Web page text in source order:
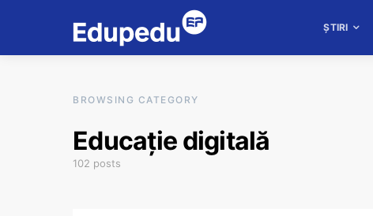
ȘTIRI
BROWSING CATEGORY
Educație digitală
102 posts